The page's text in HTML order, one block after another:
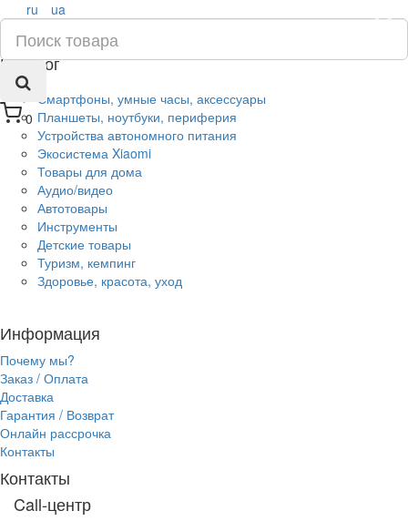
0
×
ru ua
Каталог
Смартфоны, умные часы, аксессуары
Планшеты, ноутбуки, периферия
Устройства автономного питания
Экосистема Xiaomi
Товары для дома
Аудио/видео
Автотовары
Инструменты
Детские товары
Туризм, кемпинг
Здоровье, красота, уход
Информация
Почему мы?
Заказ / Оплата
Доставка
Гарантия / Возврат
Онлайн рассрочка
Контакты
Контакты
Call-центр